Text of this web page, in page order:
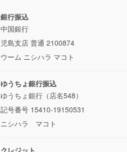
銀行振込
中国銀行
児島支店 普通 2100874
ウーム ニシハラ マコト
ゆうちょ銀行振込
ゆうちょ銀行（店名548）
記号番号 15410-19150531
ニシハラ マコト
クレジット